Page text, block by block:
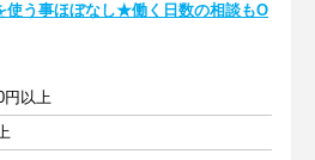
使う事ほぼなし★働く日数の相談もO
円以上